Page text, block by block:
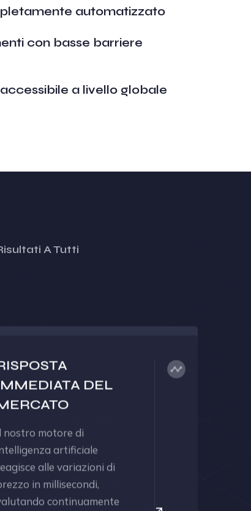
automatizzato
con basse barriere
a livello globale
A Tutti
DEL
nostro motore di
artificiale
alle variazioni di
in millisecondi,
continuamente